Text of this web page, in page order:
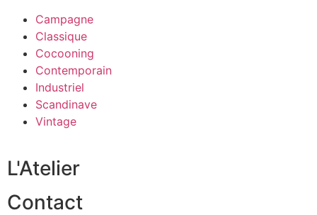
Campagne
Classique
Cocooning
Contemporain
Industriel
Scandinave
Vintage
L'Atelier
Contact